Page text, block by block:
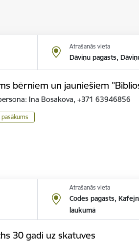
Atrašanās vieta
Dāviņu pagasts,
bērniem un jauniešiem
Ina Bosakova, +371 63946856
Atrašanās vieta
Codes pagasts,
laukumā
30 gadi uz skatuves